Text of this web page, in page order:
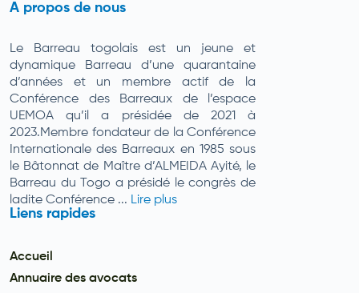
A propos de nous
Le Barreau togolais est un jeune et
dynamique Barreau d’une quarantaine
d’années et un membre actif de la
Conférence des Barreaux de l’espace
UEMOA qu’il a présidée de 2021 à
2023.Membre fondateur de la Conférence
Internationale des Barreaux en 1985 sous
le Bâtonnat de Maître d’ALMEIDA Ayité, le
Barreau du Togo a présidé le congrès de
ladite Conférence ... Lire plus
Liens rapides
Accueil
Annuaire des avocats